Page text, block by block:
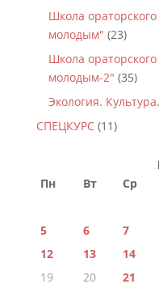
Школа
молодым" (23)
Школа
молодым-2" (35)
Экология.
СПЕЦКУРС(11)
Пн Вт Ср
5
6 7
12
13 14
19
20 21